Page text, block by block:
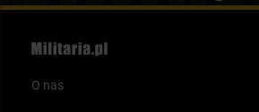
O nas